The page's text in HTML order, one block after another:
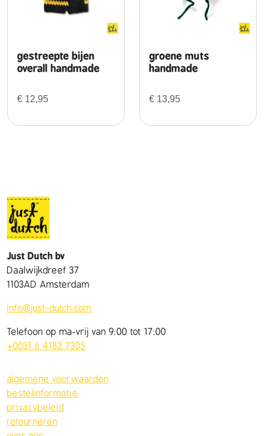
gestreepte bijen
overall handmade
€ 12,95
groene muts
handmade
€ 13,95
Just Dutch bv
Daalwijkdreef 37
1103AD Amsterdam
info@just-dutch.com
Telefoon op ma-vrij van 9:00 tot 17:00
+0031 6 4182 7305
algemene voorwaarden
bestelinformatie
privacybeleid
retourneren